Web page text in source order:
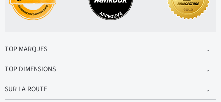
TOP MARQUES
TOP DIMENSIONS
SUR LA ROUTE